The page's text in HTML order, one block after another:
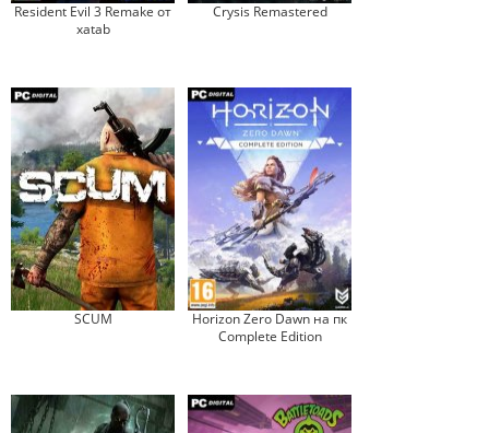
Resident Evil 3 Remake от
xatab
Crysis Remastered
SCUM
Horizon Zero Dawn на пк
Complete Edition